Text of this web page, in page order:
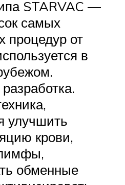
STARVAC ―
самых
процедур от
в
улучшить
крови,
обменные